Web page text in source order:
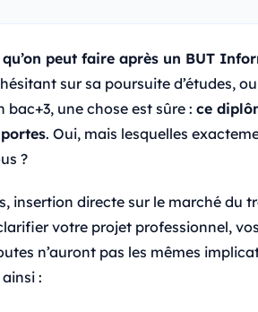
qu’on peut faire après un BUT
sur sa poursuite d’études,
bac+3, une chose est sûre : ce
. Oui, mais lesquelles
?
insertion directe sur le marché du
votre projet professionnel,
n’auront pas les mêmes
: